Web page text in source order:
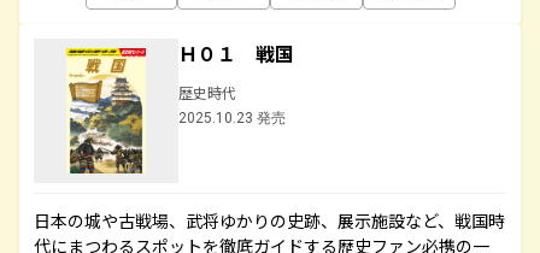
Ｈ０１ 戦国
歴史時代
2025.10.23 発売
日本の城や古戦場、武将ゆかりの史跡、展示施設など、戦国時
代にまつわるスポットを徹底ガイドする歴史ファン必携の一